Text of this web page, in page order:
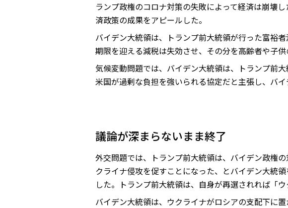
ランプ政権のコロナ対策の失敗によって経済は崩壊
済政策の成果をアピールした。
バイデン大統領は、トランプ前大統領が行った富裕
期限を迎える減税は失効させ、その分を高齢者や子供
気候変動問題では、バイデン大統領は、トランプ前
米国が過剰な負担を強いられる協定だと主張し、バ
議論が深まらないまま終了
外交問題では、トランプ前大統領は、バイデン政権
クライナ侵攻を促すことになった、とバイデン大統
した。トランプ前大統領は、自身が再選されれば「
バイデン大統領は、ウクライナがロシアの支配下に